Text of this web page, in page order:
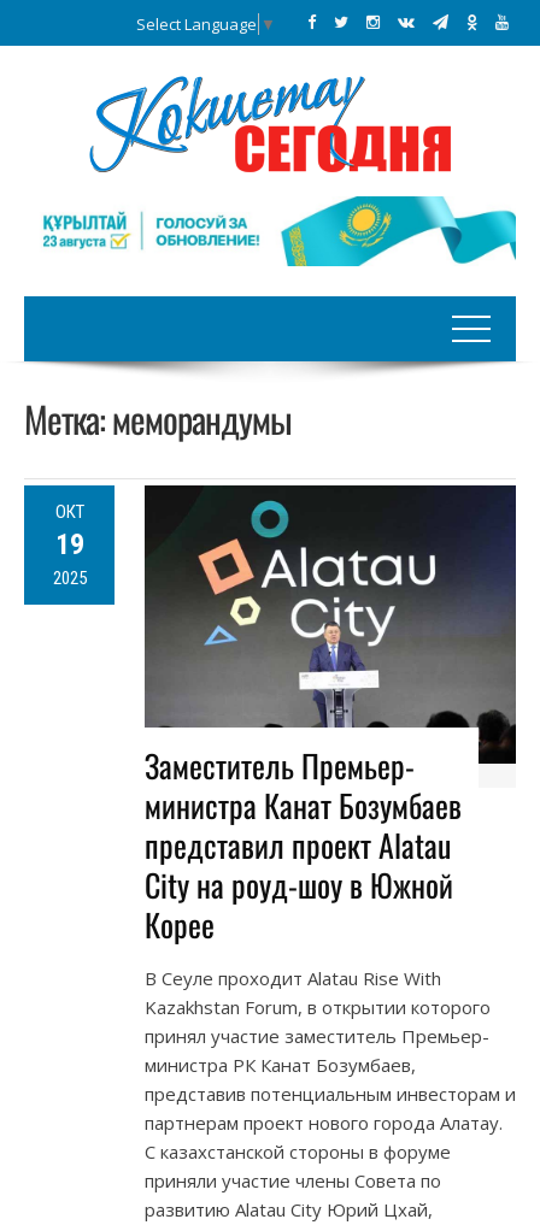
Select Language ▼
Метка:меморандумы
ОКТ
19
2025
Заместитель Премьер-
министра Канат Бозумбаев
представил проект Alatau
City на роуд-шоу в Южной
Корее
В Сеуле проходит Alatau Rise With
Kazakhstan Forum, в открытии которого
принял участие заместитель Премьер-
министра РК Канат Бозумбаев,
представив потенциальным инвесторам и
партнерам проект нового города Алатау.
С казахстанской стороны в форуме
приняли участие члены Совета по
развитию Alatau City Юрий Цхай,